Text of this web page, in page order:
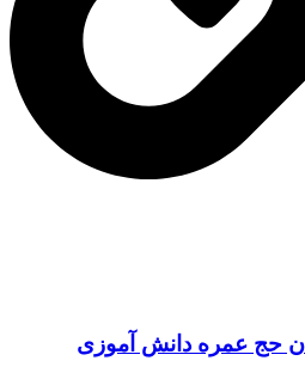
حج عمره دانش آموزی